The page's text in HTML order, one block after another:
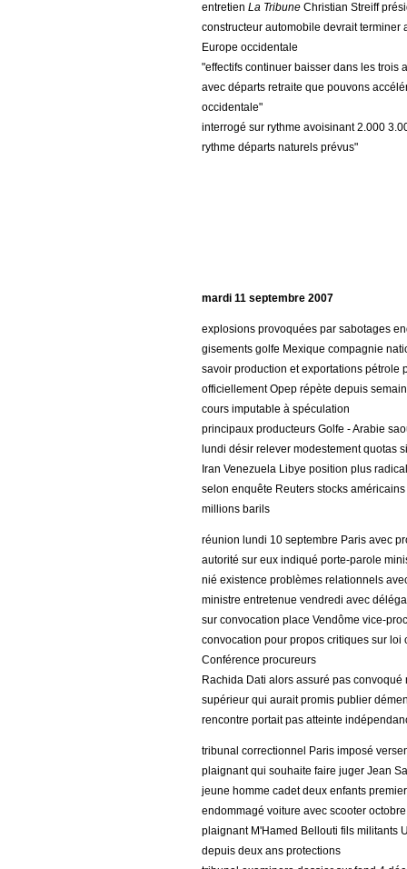
entretien La TribuneChristian Streiff
constructeur automobile devrait
Europe occidentale
"effectifs continuer baisser dans les trois
avec départs retraite que pouvons
occidentale"
interrogé sur rythme avoisinant 2.000
rythme départs naturels prévus"
mardi 11 septembre 2007
explosions provoquées par sabotages
gisements golfe Mexique compagnie
savoir production et exportations pétrole
officiellement Opep répète depuis
cours imputable à spéculation
principaux producteurs Golfe - Arabie
lundi désir relever modestement quotas
Iran Venezuela Libye position plus
selon enquête Reuters stocks
millions barils
réunion lundi 10 septembre Paris avec
autorité sur eux indiqué porte-parole
nié existence problèmes relationnels
ministre entretenue vendredi avec
sur convocation place Vendôme vice-
convocation pour propos critiques sur
Conférence procureurs
Rachida Dati alors assuré pas convoqué
supérieur qui aurait promis publier
rencontre portait pas atteinte
tribunal correctionnel Paris imposé
plaignant qui souhaite faire juger Jean
jeune homme cadet deux enfants
endommagé voiture avec scooter
plaignant M'Hamed Bellouti fils militants
depuis deux ans protections